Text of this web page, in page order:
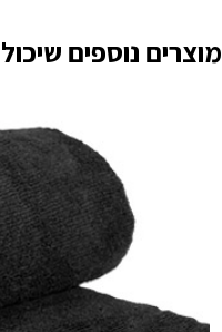
מוצרים נוספים